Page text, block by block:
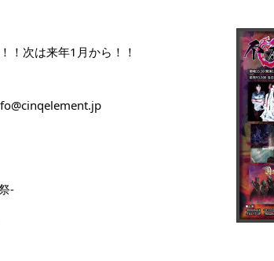
！次は来年1月から！！
-